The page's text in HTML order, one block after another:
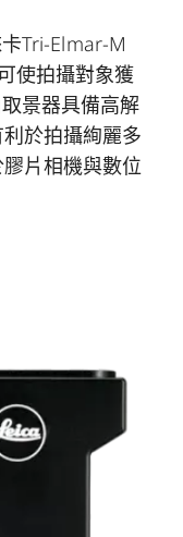
Tri-Elmar-M
使拍攝對象獲
景器具備高解
於拍攝絢麗多
片相機與數位